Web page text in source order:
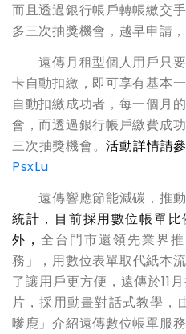
而且透過銀行帳戶轉帳繳交
多三次抽獎機會，越早申請
遠傳月租型個人用戶只要
卡自動扣繳，即可享有基本
自動扣繳成功者，每一個月
會，而透過銀行帳戶繳費成
三次抽獎機會。活動詳情請參
PsxLu
遠傳響應節能減碳，推動
統計，目前採用數位帳單比
外，全台門市還領先業界
務」，用數位表單取代紙本
了讓用戶更方便，遠傳於11
片，採用動畫對話式教學，
嗲鹿」介紹遠傳數位帳單服